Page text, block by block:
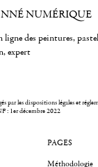
NUMÉRIQUE
ligne des peintures,
expert
par les dispositions légales et
: 1er décembre 2022
PAGES
Méthodologie